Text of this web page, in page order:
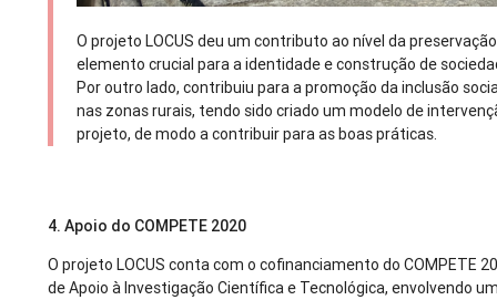
O projeto LOCUS deu um contributo ao nível da
elemento crucial para a identidade e construção de
Por outro lado, contribuiu para a promoção da inclusão
nas zonas rurais, tendo sido criado um modelo de
projeto, de modo a contribuir para as boas práticas.
4. Apoio do COMPETE 2020
O projeto LOCUS conta com o cofinanciamento do COMPETE
de Apoio à Investigação Científica e Tecnológica, envolvendo